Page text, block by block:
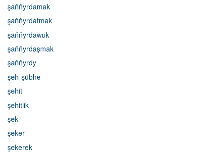
şaňňyrdamak
şaňňyrdatmak
şaňňyrdawuk
şaňňyrdaşmak
şaňňyrdy
şeh-şübhe
şehit
şehitlik
şek
şeker
şekerek